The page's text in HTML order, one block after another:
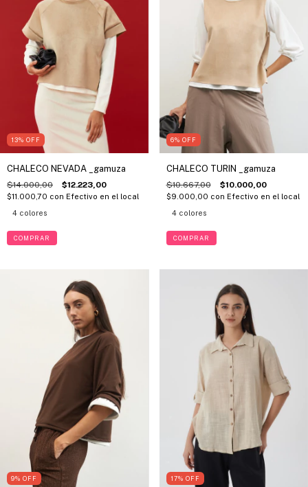
13% OFF
CHALECO NEVADA _gamuza
$14.000,00 $12.223,00
$11.000,70 con Efectivo en el local
4 colores
COMPRAR
6% OFF
CHALECO TURIN _gamuza
$10.667,00 $10.000,00
$9.000,00 con Efectivo en el local
4 colores
COMPRAR
9% OFF 17% OFF